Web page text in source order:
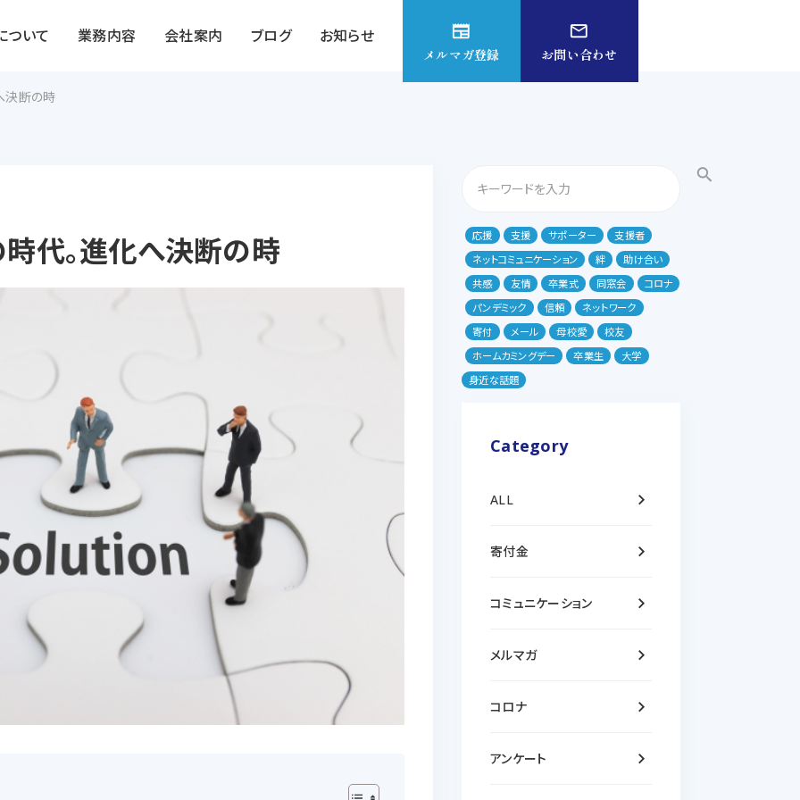
ついて 業務内容 会社案内 ブログ お知らせ newspaper
メルマガ登録
mail_outline
お問い合わせ
決断の時
代。進化へ決断の時
search
応援 支援 サポーター
支援者
ネットコミュニケーション
絆
助け合い
共感
友情 卒業式 同窓会
コロナ
パンデミック
信頼
ネットワーク
寄付
メール 母校愛
校友
ホームカミングデー
卒業生
大学
身近な話題
Category
ALL keyboard_arrow_right
寄付金 keyboard_arrow_right
コミュニケーション keyboard_arrow_right
メルマガ keyboard_arrow_right
コロナ keyboard_arrow_right
アンケート keyboard_arrow_right